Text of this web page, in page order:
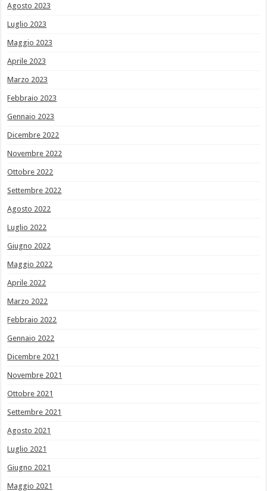
Agosto 2023
Luglio 2023
Maggio 2023
Aprile 2023
Marzo 2023
Febbraio 2023
Gennaio 2023
Dicembre 2022
Novembre 2022
Ottobre 2022
Settembre 2022
Agosto 2022
Luglio 2022
Giugno 2022
Maggio 2022
Aprile 2022
Marzo 2022
Febbraio 2022
Gennaio 2022
Dicembre 2021
Novembre 2021
Ottobre 2021
Settembre 2021
Agosto 2021
Luglio 2021
Giugno 2021
Maggio 2021